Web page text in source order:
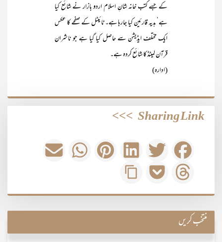
کے جسے کتب خانہ شانِ اسلام اردو بازار نے شائع کیا
ہے‘ ہدیہ قارئین کیا جارہا ہے۔ ٹائیٹل کے صفحے کا عکس
ایک مختلف ایڈیشن سے حاصل کیا گیا ہے جو ناشران
قرآن لمیٹڈ کا شائع کردہ ہے۔
(ادارہ)
Sharing Link
>>>
منتخب کریں